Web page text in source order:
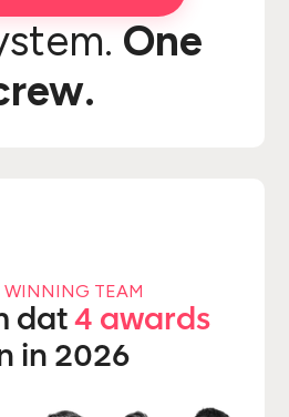
One
WINNING TEAM
dat4 awards
in 2026